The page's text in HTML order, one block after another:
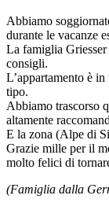
Abbiamo
durante le vacanze
La famiglia Griesser
consigli.
L’appartamento è
tipo.
Abbiamo trascorso
altamente
E la zona (Alpe di
Grazie mille per il
molto felici di
(Famiglia dalla